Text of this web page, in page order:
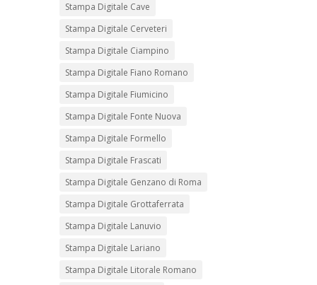
Stampa Digitale Cave
Stampa Digitale Cerveteri
Stampa Digitale Ciampino
Stampa Digitale Fiano Romano
Stampa Digitale Fiumicino
Stampa Digitale Fonte Nuova
Stampa Digitale Formello
Stampa Digitale Frascati
Stampa Digitale Genzano di Roma
Stampa Digitale Grottaferrata
Stampa Digitale Lanuvio
Stampa Digitale Lariano
Stampa Digitale Litorale Romano